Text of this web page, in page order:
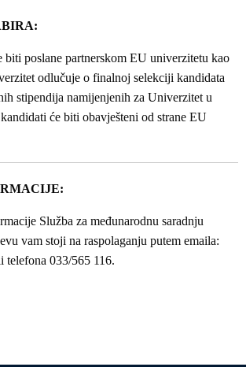
biti poslane partnerskom EU univerzitetu kao
odlučuje o finalnoj selekciji kandidata
stipendija namijenjenih za Univerzitet u
će biti obavješteni od strane EU
Služba za međunarodnu saradnju
vam stoji na raspolaganju putem emaila:
telefona 033/565 116.